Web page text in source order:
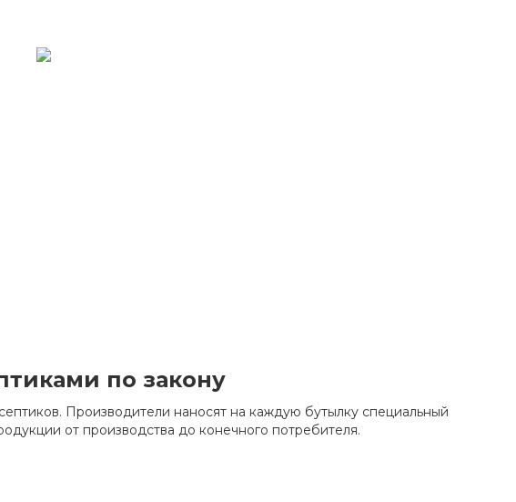
по закону
Производители наносят на каждую бутылку специальный
от производства до конечного потребителя.